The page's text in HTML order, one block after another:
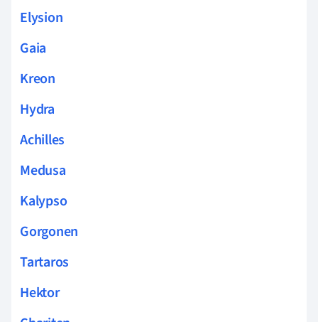
Elysion
Gaia
Kreon
Hydra
Achilles
Medusa
Kalypso
Gorgonen
Tartaros
Hektor